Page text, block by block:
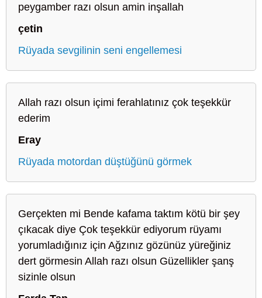
peygamber razı olsun amin inşallah
çetin
Rüyada sevgilinin seni engellemesi
Allah razı olsun içimi ferahlatınız çok teşekkür
ederim
Eray
Rüyada motordan düştüğünü görmek
Gerçekten mi Bende kafama taktım kötü bir şey
çıkacak diye Çok teşekkür ediyorum rüyamı
yorumladığınız için Ağzınız gözünüz yüreğiniz
dert görmesin Allah razı olsun Güzellikler şanş
sizinle olsun